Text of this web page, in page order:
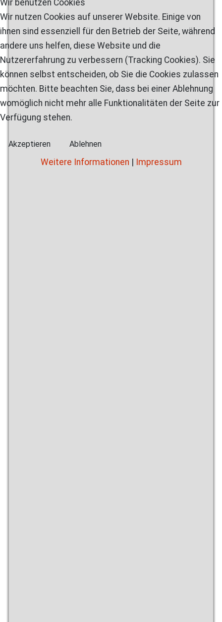
Wir benutzen Cookies
Wir nutzen Cookies auf unserer Website. Einige von
ihnen sind essenziell für den Betrieb der Seite, während
andere uns helfen, diese Website und die
Nutzererfahrung zu verbessern (Tracking Cookies). Sie
können selbst entscheiden, ob Sie die Cookies zulassen
möchten. Bitte beachten Sie, dass bei einer Ablehnung
womöglich nicht mehr alle Funktionalitäten der Seite zur
Verfügung stehen.
Akzeptieren Ablehnen
Weitere Informationen Impressum